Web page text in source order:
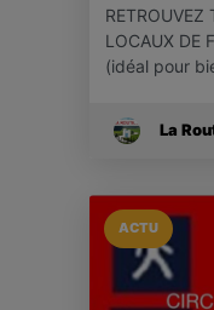
RETROUVEZ
LOCAUX DE
(idéal pour
La
ACTU